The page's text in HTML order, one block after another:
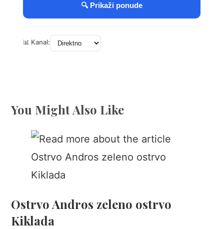
You Might Also Like
Ostrvo Andros zeleno ostrvo
Kiklada